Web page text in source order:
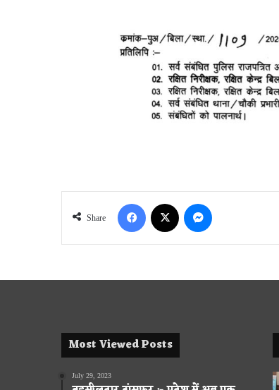
Share
Facebook
Most Viewed Posts
July 29, 2023